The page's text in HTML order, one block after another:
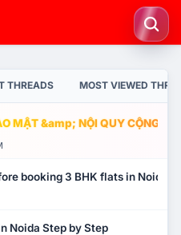
THREADS MOST VIEWED
MẬT &amp; NỘI QUY CỘNG
booking 3 BHK flats in Noida?
Noida Step by Step